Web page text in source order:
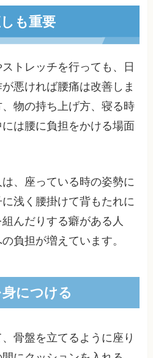
も重要
トレッチを行っても、日
悪ければ腰痛は改善しま
物の持ち上げ方、寝る時
は腰に負担をかける場面
、座っている時の姿勢に
浅く腰掛けて背もたれに
んだりする癖がある人
負担が増えています。
につける
骨盤を立てるように座り